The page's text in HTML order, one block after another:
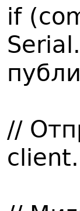
if
//